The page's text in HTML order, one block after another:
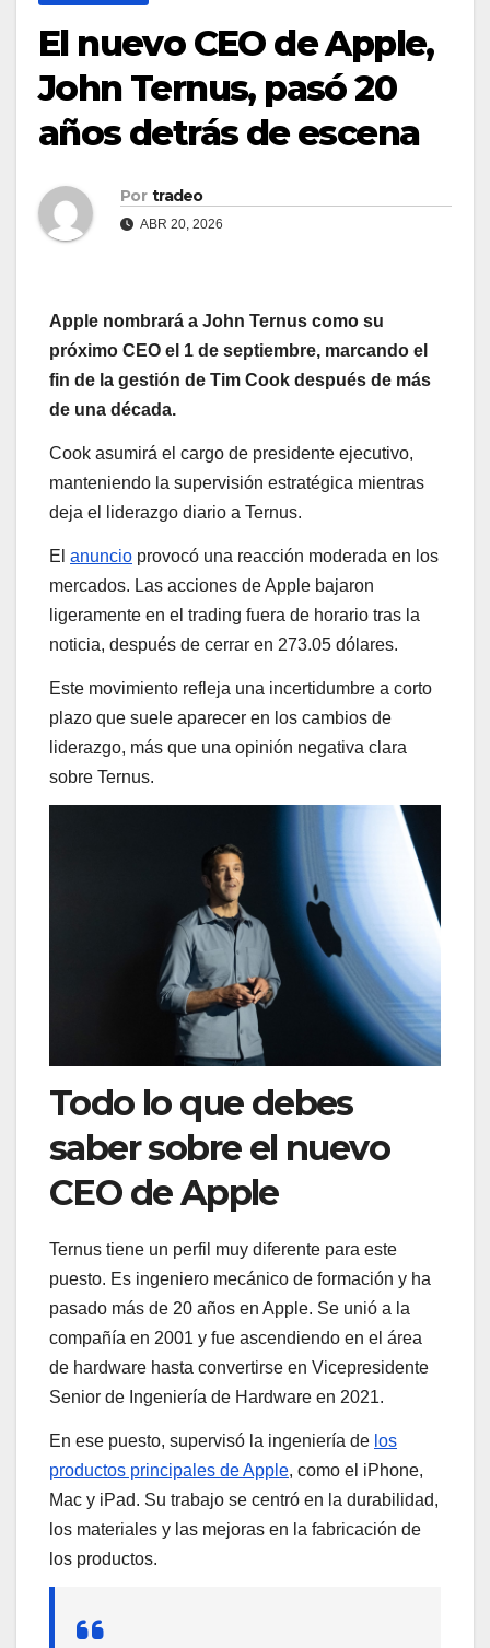
El nuevo CEO de Apple,
John Ternus, pasó 20
años detrás de escena
Por tradeo
ABR 20, 2026
Apple nombrará a John Ternus como su
próximo CEO el 1 de septiembre, marcando el
fin de la gestión de Tim Cook después de más
de una década.
Cook asumirá el cargo de presidente ejecutivo,
manteniendo la supervisión estratégica mientras
deja el liderazgo diario a Ternus.
El anuncio provocó una reacción moderada en los
mercados. Las acciones de Apple bajaron
ligeramente en el trading fuera de horario tras la
noticia, después de cerrar en 273.05 dólares.
Este movimiento refleja una incertidumbre a corto
plazo que suele aparecer en los cambios de
liderazgo, más que una opinión negativa clara
sobre Ternus.
Todo lo que debes
saber sobre el nuevo
CEO de Apple
Ternus tiene un perfil muy diferente para este
puesto. Es ingeniero mecánico de formación y ha
pasado más de 20 años en Apple. Se unió a la
compañía en 2001 y fue ascendiendo en el área
de hardware hasta convertirse en Vicepresidente
Senior de Ingeniería de Hardware en 2021.
En ese puesto, supervisó la ingeniería de los
productos principales de Apple, como el iPhone,
Mac y iPad. Su trabajo se centró en la durabilidad,
los materiales y las mejoras en la fabricación de
los productos.